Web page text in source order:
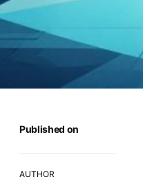
Published on
AUTHOR